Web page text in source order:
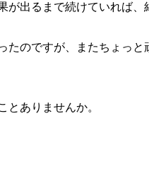
出るまで続けていれば、
のですが、またちょっと
とありませんか。